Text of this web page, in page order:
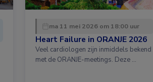
ma 11 mei 2026 om 18:00 uur
Heart Failure in ORANJE 2026
Veel cardiologen zijn inmiddels bekend
met de ORANJE-meetings. Deze …